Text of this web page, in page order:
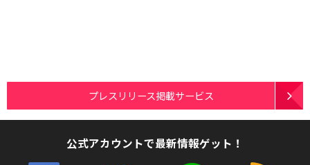
プレスリリース掲載サービス
公式アカウントで最新情報ゲット！